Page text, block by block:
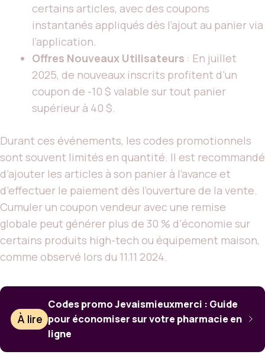
certains articles, avec des coupons
instantanés appliqués dès l’ajout au panier via
l’application.
Offres Nouveaux Utilisateurs : En juillet
2025, de nouveaux inscrits profitent d’un
coupon de -10 $ valable sur tout panier
supérieur à 40 $.
Durant ces événements, les codes promotionnels
sont souvent limités en quantité. Il est recommandé
d’ajouter les articles à son panier à l’avance et
d’effectuer le paiement dès l’ouverture de la vente.
Cumuler un coupon vendeur avec une remise
globale peut générer plus de 30 % d’économie sur
certains produits high-tech ou équipement maison,
comme observé lors du 11.11 2024.
À lire
Codes promo Jevaismieuxmerci : Guide
pour économiser sur votre pharmacie en
ligne